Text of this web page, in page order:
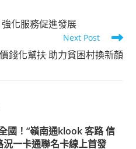
化服務促進發展
Next Post
錢化幫扶 助力貧困村換新顏
國！“嶺南通klook 客路 信
況一卡通聯名卡線上首發